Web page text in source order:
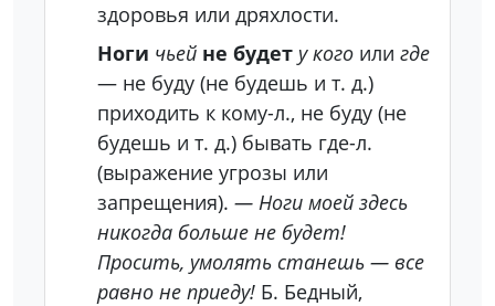
здоровья или дряхлости.
Ноги чьей не будет у кого или где
— не буду (не будешь и т. д.)
приходить к кому-л., не буду (не
будешь и т. д.) бывать где-л.
(выражение угрозы или
запрещения). — Ноги моей здесь
никогда больше не будет!
Просить, умолять станешь — все
равно не приеду! Б. Бедный,